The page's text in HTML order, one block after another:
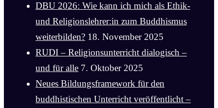
DBU 2026: Wie kann ich mich als Ethik-
und Religionslehrer:in zum Buddhismus
weiterbilden? 18. November 2025
RUDI – Religionsunterricht dialogisch –
und für alle 7. Oktober 2025
Neues Bildungsframework für den
buddhistischen Unterricht veröffentlicht –